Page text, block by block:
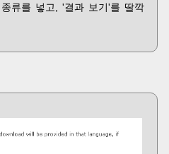
류를 넣고, '결과 보기'를 딸깍